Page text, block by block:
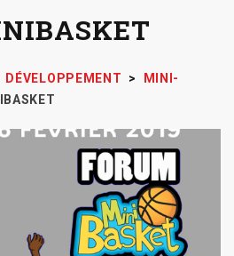
DÉVELOPPEMENT >
MINI-